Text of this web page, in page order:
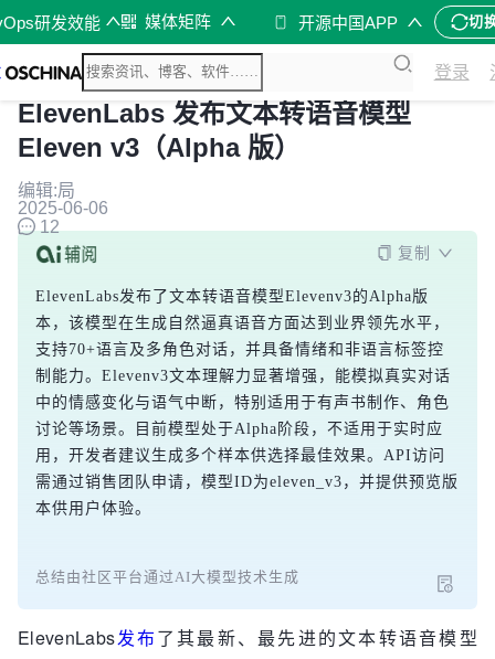
研发效能 媒体矩阵 开源中国APP 切
登录
ElevenLabs 发布文本转语音模型
Eleven v3（Alpha 版）
编辑:局
2025-06-06
12
复制
ElevenLabs发布了文本转语音模型Elevenv3的Alpha版
本，该模型在生成自然逼真语音方面达到业界领先水平，
支持70+语言及多角色对话，并具备情绪和非语言标签控
制能力。Elevenv3文本理解力显著增强，能模拟真实对话
中的情感变化与语气中断，特别适用于有声书制作、角色
讨论等场景。目前模型处于Alpha阶段，不适用于实时应
用，开发者建议生成多个样本供选择最佳效果。API访问
需通过销售团队申请，模型ID为eleven_v3，并提供预览版
本供用户体验。
总结由社区平台通过AI大模型技术生成
ElevenLabs发布了其最新、最先进的文本转语音模型